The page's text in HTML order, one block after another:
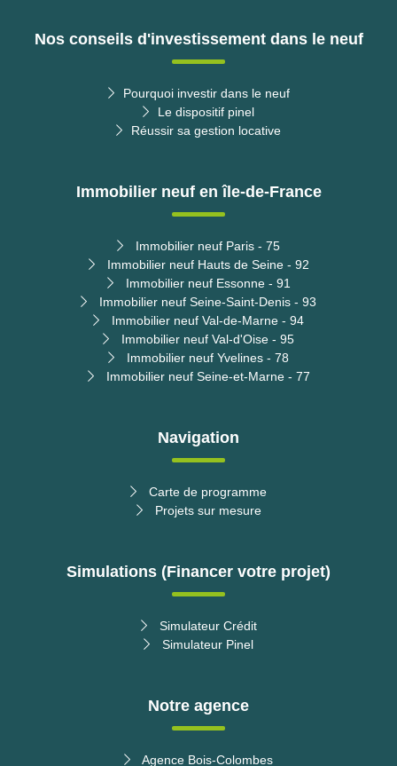
Télécharger la brochure
Nos conseils d'investissement dans le neuf
Pourquoi investir dans le neuf
Le dispositif pinel
Réussir sa gestion locative
Immobilier neuf en île-de-France
Immobilier neuf Paris - 75
Immobilier neuf Hauts de Seine - 92
Immobilier neuf Essonne - 91
Immobilier neuf Seine-Saint-Denis - 93
Immobilier neuf Val-de-Marne - 94
Immobilier neuf Val-d'Oise - 95
Immobilier neuf Yvelines - 78
Immobilier neuf Seine-et-Marne - 77
Navigation
Carte de programme
Projets sur mesure
Simulations (Financer votre projet)
Simulateur Crédit
Simulateur Pinel
Notre agence
Agence Bois-Colombes